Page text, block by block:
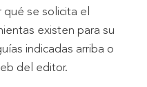
se solicita el
existen para su
indicadas arriba o
del editor.